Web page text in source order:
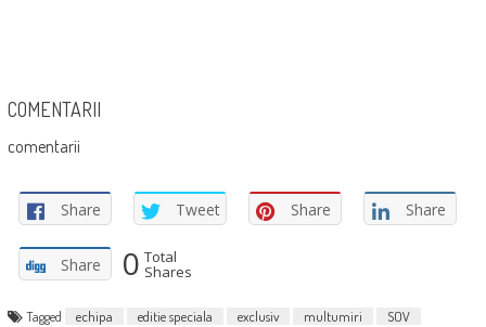
COMENTARII
comentarii
Share Tweet Share Share
Share 0 Total
Shares
Tagged echipa editie speciala exclusiv multumiri
SOV